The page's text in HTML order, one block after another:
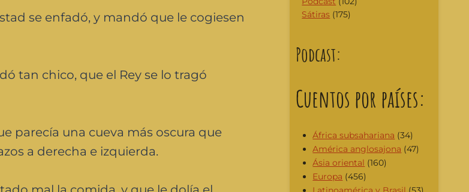
se enfadó, y mandó que le cogiesen
tan chico, que el Rey se lo tragó
parecía una cueva más oscura que
a derecha e izquierda.
Sátiras (175)
Podcast:
Cuentos por países:
África subsahariana (34)
América anglosajona (47)
Ásia oriental (160)
Europa (456)